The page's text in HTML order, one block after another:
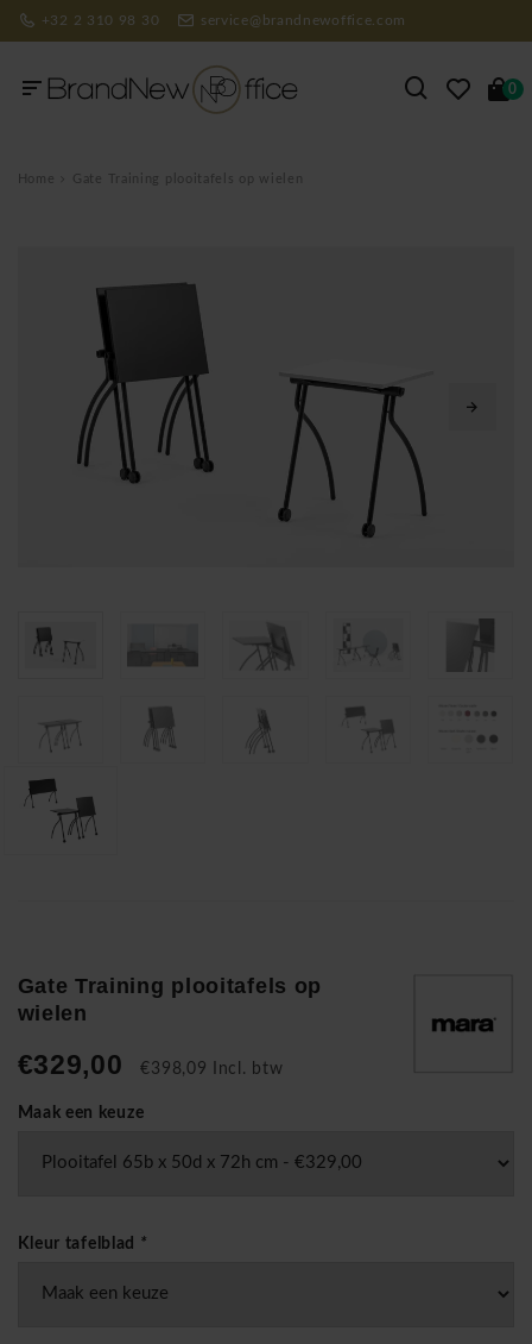
+32 2 310 98 30 service@brandnewoffice.com
0
Home Gate Training plooitafels op wielen
Gate Training plooitafels op
wielen
€329,00 €398,09 Incl. btw
Maak een keuze
Kleur tafelblad *